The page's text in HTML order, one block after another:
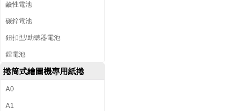
鹼性電池
碳鋅電池
鈕扣型/助聽器電池
鋰電池
捲筒式繪圖機專用紙捲
A0
A1